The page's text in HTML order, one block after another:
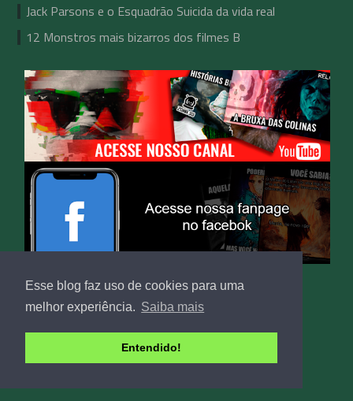
Esse blog faz uso de cookies para uma
melhor experiência. Saiba mais
Entendido!
Jack Parsons e o Esquadrão Suicida da vida real
12 Monstros mais bizarros dos filmes B
Publicidade